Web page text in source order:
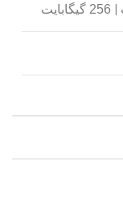
| 256 گیگابایت